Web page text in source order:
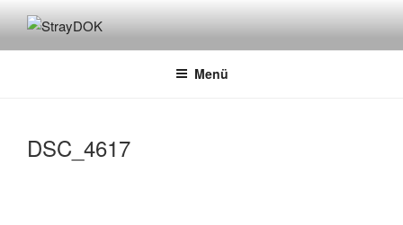
Inhalt
springenSTRAYDOK
Menü
DSC_4617